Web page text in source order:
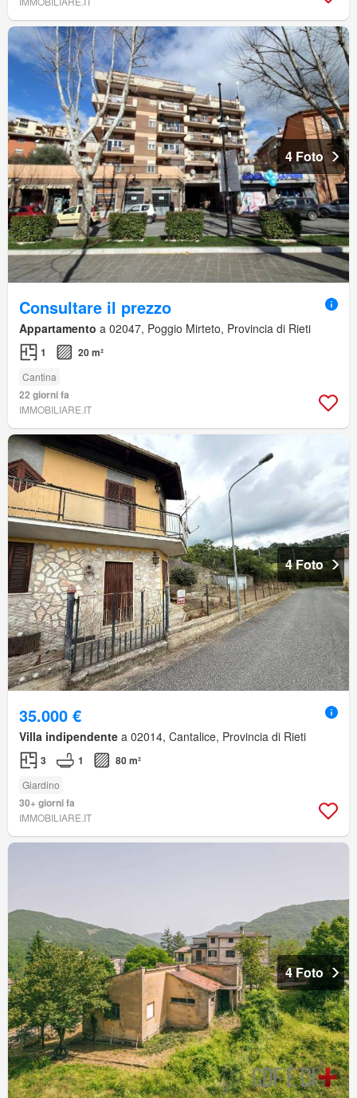
4 Foto
Consultare il prezzo
Appartamento a 02047, Poggio Mirteto, Provincia di Rieti
1 20 m²
Cantina
22 giorni fa
IMMOBILIARE.IT
4 Foto
35.000 €
Villa indipendente a 02014, Cantalice, Provincia di Rieti
3 1 80 m²
Giardino
30+ giorni fa
IMMOBILIARE.IT
4 Foto